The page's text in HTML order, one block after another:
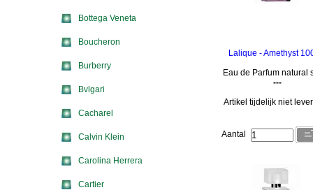
Bottega Veneta
Boucheron
Burberry
Bvlgari
Cacharel
Calvin Klein
Carolina Herrera
Cartier
Lalique - Amethyst
Eau de Parfum natural
---
Artikel tijdelijk niet
Aantal